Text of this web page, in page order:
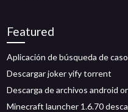
Featured
Aplicación de búsqueda de
Descargar joker yify torrent
Descarga de archivos android
Minecraft launcher 1.6.70